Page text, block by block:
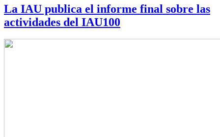
La IAU publica el informe final sobre las
actividades del IAU100